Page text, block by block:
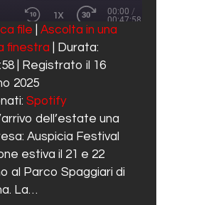
REWIND 10 SECONDS
1X
FAST FORWARD 30
00:00 /
00:47:58
SUBSCRIBE SHARE
Spotify
FEED
file
Ascolta in una
finestra
Durata:
Registrato il 16
2025
Spotify
dell’estate una
Auspicia Festival
estiva il 21 e 22
al Parco Spaggiari di
La…